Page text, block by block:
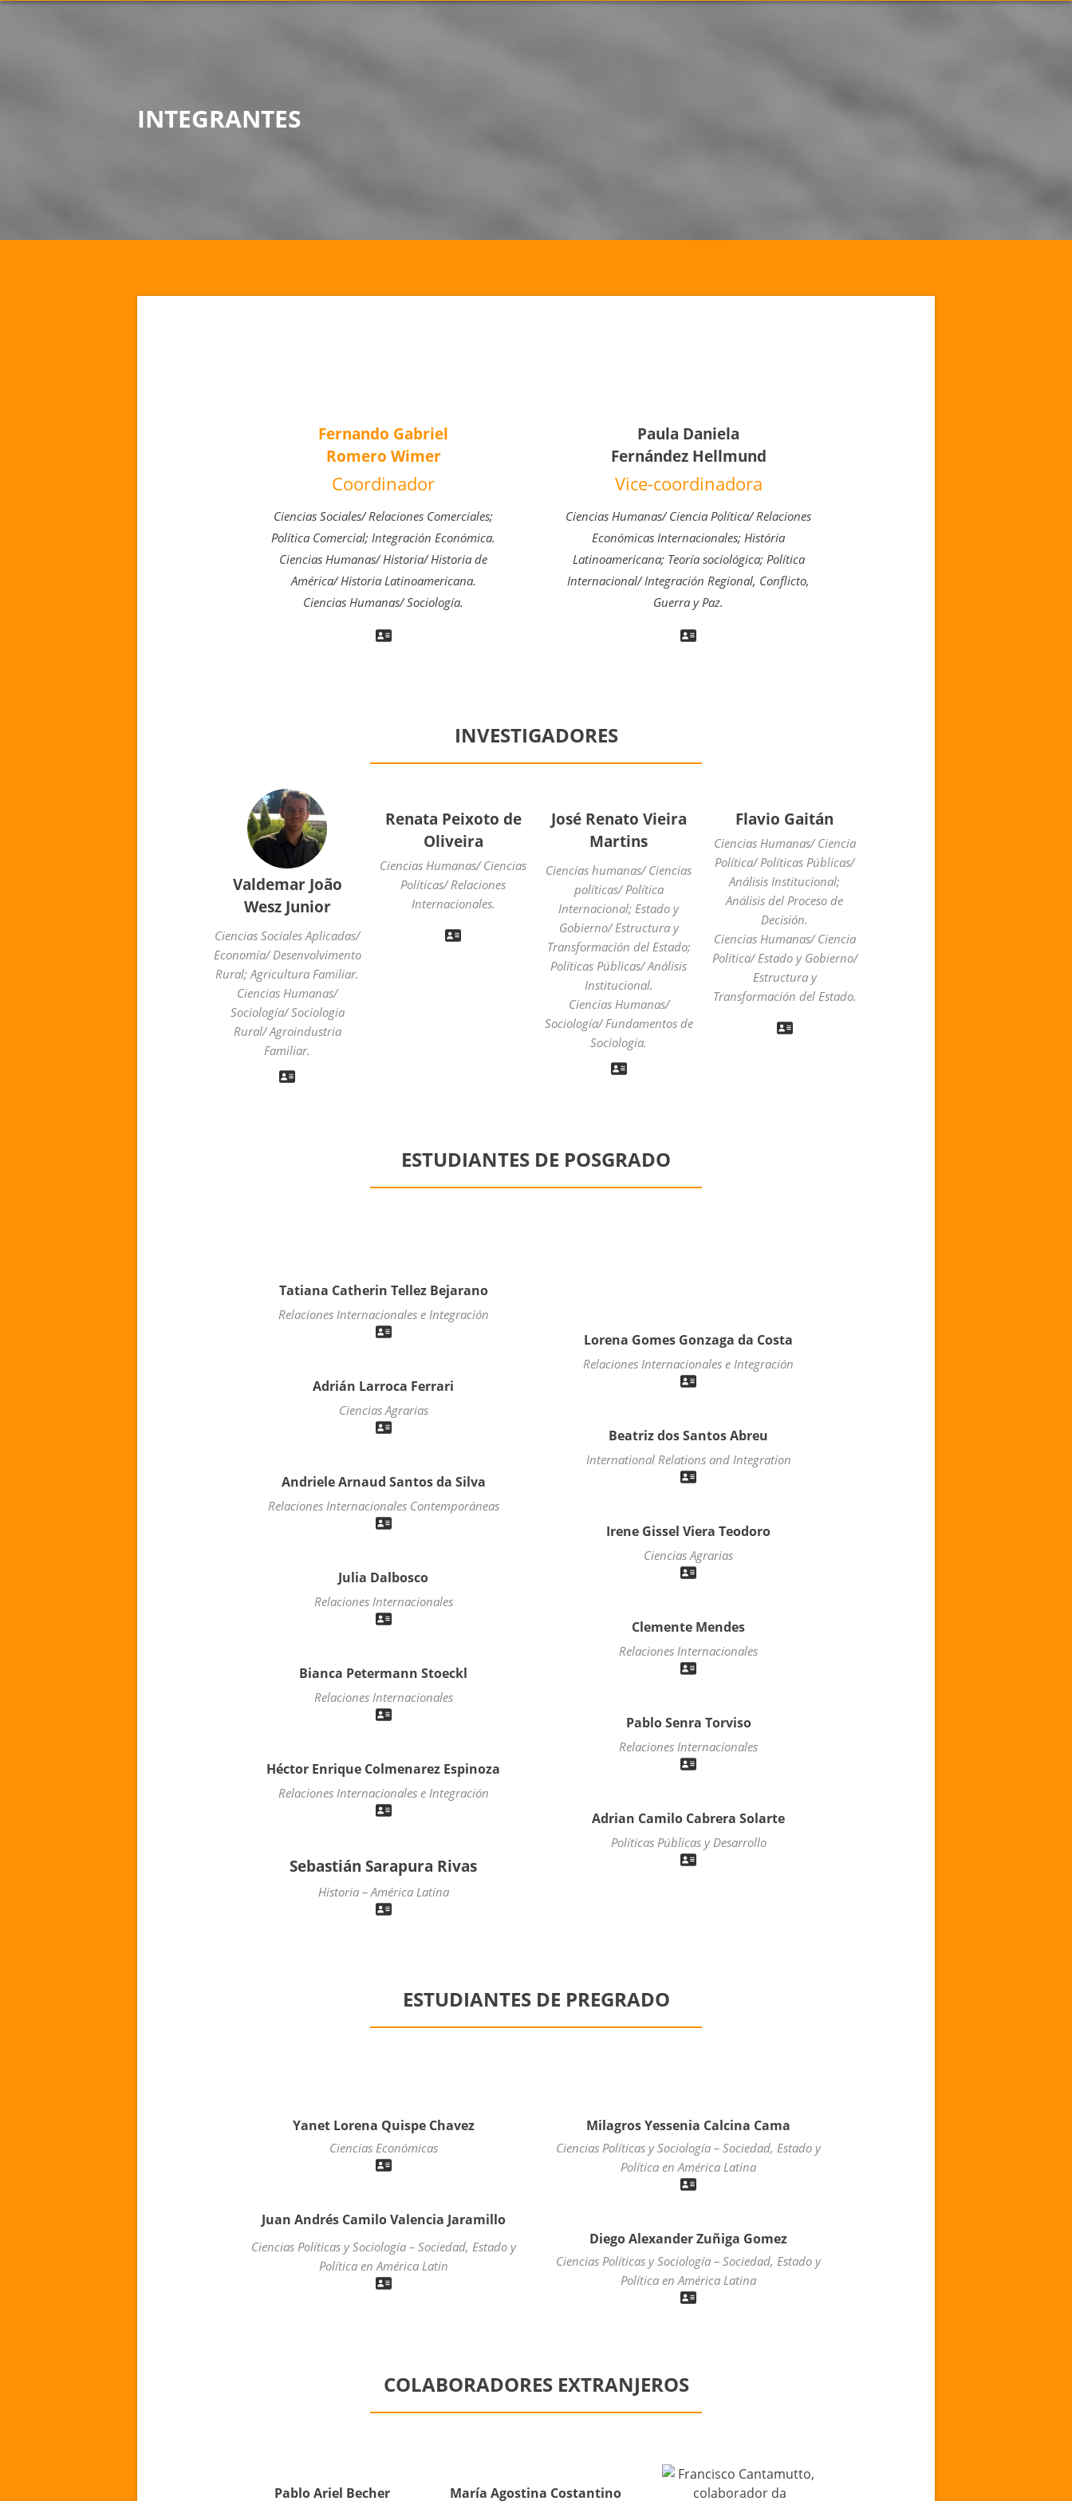
INTEGRANTES
Fernando Gabriel
Romero Wimer
Coordinador
Ciencias Sociales/ Relaciones Comerciales;
Política Comercial; Integración Económica.
Ciencias Humanas/ Historia/ Historia de
América/ Historia Latinoamericana.
Ciencias Humanas/ Sociología.
Paula Daniela
Fernández Hellmund
Vice-coordinadora
Ciencias Humanas/ Ciencia Política/ Relaciones
Económicas Internacionales; História
Latinoamericana; Teoría sociológica; Política
Internacional/ Integración Regional, Conflicto,
Guerra y Paz.
INVESTIGADORES
Valdemar João
Wesz Junior
Ciencias Sociales Aplicadas/
Economía/ Desenvolvimento
Rural; Agricultura Familiar.
Ciencias Humanas/
Sociología/ Sociologia
Rural/ Agroindustria
Familiar.
Renata Peixoto de
Oliveira
Ciencias Humanas/ Ciencias
Políticas/ Relaciones
Internacionales.
José Renato Vieira
Martins
Ciencias humanas/ Ciencias
políticas/ Política
Internacional; Estado y
Gobierno/ Estructura y
Transformación del Estado;
Políticas Públicas/ Análisis
Institucional.
Ciencias Humanas/
Sociología/ Fundamentos de
Sociologia.
Flavio Gaitán
Ciencias Humanas/ Ciencia
Política/ Políticas Públicas/
Análisis Institucional;
Análisis del Proceso de
Decisión.
Ciencias Humanas/ Ciencia
Política/ Estado y Gobierno/
Estructura y
Transformación del Estado.
ESTUDIANTES DE POSGRADO
Tatiana Catherin Tellez Bejarano
Relaciones Internacionales e Integración
Adrián Larroca Ferrari
Ciencias Agrarias
Andriele Arnaud Santos da Silva
Relaciones Internacionales Contemporáneas
Julia Dalbosco
Relaciones Internacionales
Bianca Petermann Stoeckl
Relaciones Internacionales
Héctor Enrique Colmenarez Espinoza
Relaciones Internacionales e Integración
Sebastián Sarapura Rivas
Historia – América Latina
Lorena Gomes Gonzaga da Costa
Relaciones Internacionales e Integración
Beatriz dos Santos Abreu
International Relations and Integration
Irene Gissel Viera Teodoro
Ciencias Agrarias
Clemente Mendes
Relaciones Internacionales
Pablo Senra Torviso
Relaciones Internacionales
Adrian Camilo Cabrera Solarte
Políticas Públicas y Desarrollo
ESTUDIANTES DE PREGRADO
Yanet Lorena Quispe Chavez
Ciencias Económicas
Juan Andrés Camilo Valencia Jaramillo
Ciencias Políticas y Sociología – Sociedad, Estado y
Política en América Latin
Milagros Yessenia Calcina Cama
Ciencias Políticas y Sociología – Sociedad, Estado y
Política en América Latina
Diego Alexander Zuñiga Gomez
Ciencias Políticas y Sociología – Sociedad, Estado y
Política en América Latina
COLABORADORES EXTRANJEROS
Pablo Ariel Becher María Agostina Costantino